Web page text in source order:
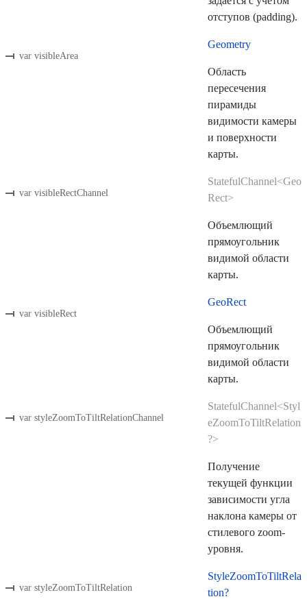
отступов (padding).
var visibleArea
Geometry
Область
пересечения
пирамиды
видимости камеры
и поверхности
карты.
var visibleRectChannel
StatefulChannel<Geo
Rect>
Объемлющий
прямоугольник
видимой области
карты.
var visibleRect
GeoRect
Объемлющий
прямоугольник
видимой области
карты.
var styleZoomToTiltRelationChannel
StatefulChannel<Styl
eZoomToTiltRelation
?>
Получение
текущей функции
зависимости угла
наклона камеры от
стилевого zoom-
уровня.
var styleZoomToTiltRelation
StyleZoomToTiltRela
tion?